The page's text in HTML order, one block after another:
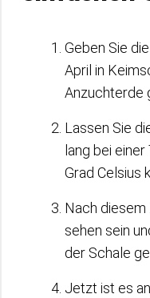
Geben Sie
April in
Anzuchterde
Lassen Sie
lang bei
Grad Celsius
Nach
sehen sein
der Schale
Jetzt ist es